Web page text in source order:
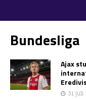
Bundesliga
Ajax
31 juli